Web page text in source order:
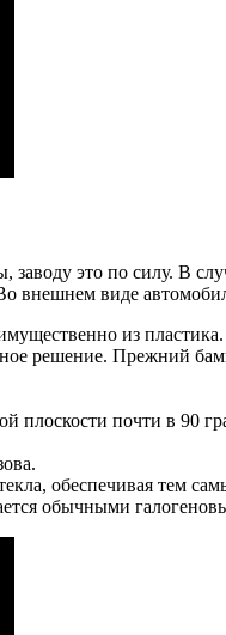
это по силу. В
внешнем виде
из
решение. Прежний
плоскости почти в 90
обеспечивая тем
обычными